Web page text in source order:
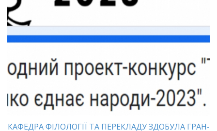
КАФЕДРА ФІЛОЛОГІЇ ТА ПЕРЕКЛАДУ ЗДОБУЛА ГРАН-